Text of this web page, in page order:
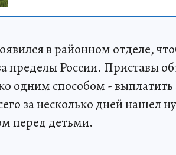
в районном отделе,
пределы России. Приставы
одним способом -
за несколько дней нашел
перед детьми.